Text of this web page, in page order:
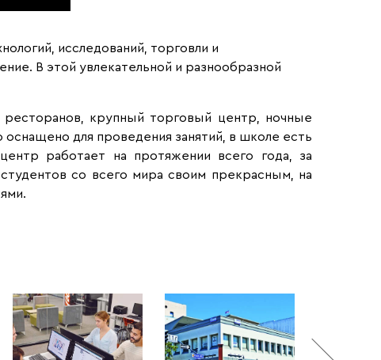
исследований, торговли и
В этой увлекательной и разнообразной
крупный торговый центр, ночные
для проведения занятий, в школе есть
работает на протяжении всего года, за
со всего мира своим прекрасным, на